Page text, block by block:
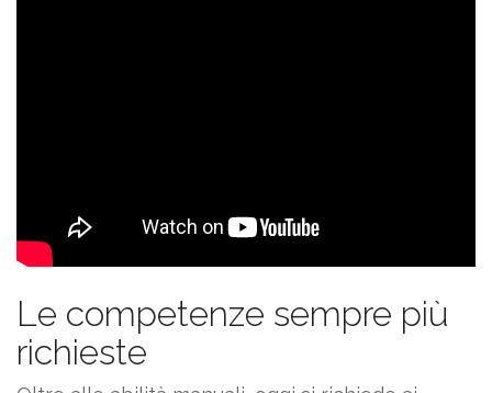
Le competenze sempre più
richieste